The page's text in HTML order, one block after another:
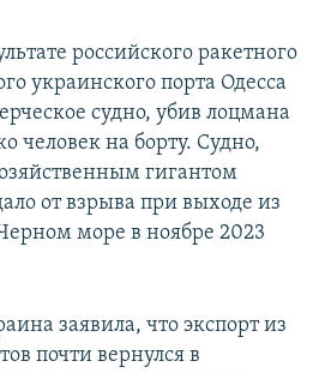
российского ракетного
украинского порта Одесса
судно, убив лоцмана
человек на борту. Судно,
гигантом
от взрыва при выходе из
море в ноябре 2023
заявила, что экспорт из
почти вернулся в